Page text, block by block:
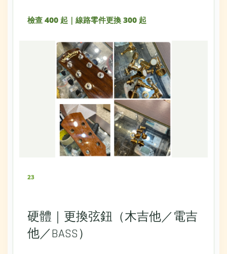
檢查 400 起｜線路零件更換 300 起
23
硬體｜更換弦鈕（木吉他／電吉
他／BASS）